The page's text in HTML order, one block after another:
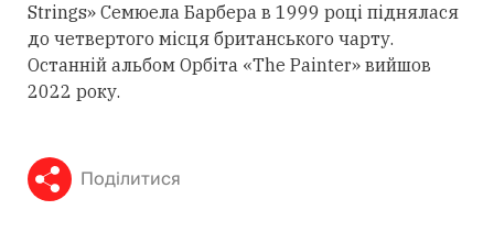
Strings» Семюела Барбера в 1999 році піднялася
до четвертого місця британського чарту.
Останній альбом Орбіта «The Painter» вийшов
2022 року.
Поділитися